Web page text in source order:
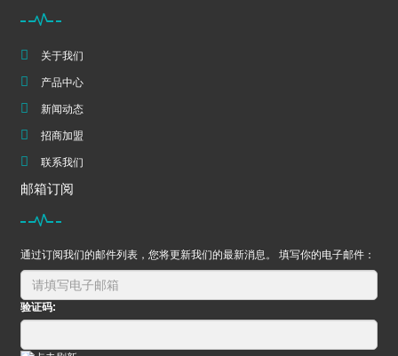
关于我们
产品中心
新闻动态
招商加盟
联系我们
邮箱订阅
通过订阅我们的邮件列表，您将更新我们的最新消息。 填写你的电子邮件：
验证码: